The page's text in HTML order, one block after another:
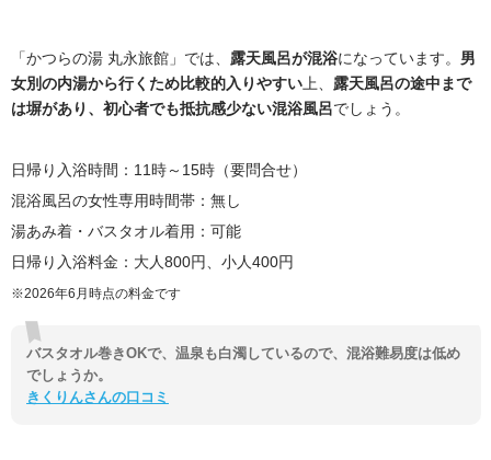
「かつらの湯 丸永旅館」では、 露天風呂が混浴になっています。 男
女別の内湯から行くため比較的入りやすい 上、 露天風呂の途中まで
は塀があり、初心者でも抵抗感少ない混浴風呂でしょう。
日帰り入浴時間：11時～15時（要問合せ）
混浴風呂の女性専用時間帯：無し
湯あみ着・バスタオル着用：可能
日帰り入浴料金：大人800円、小人400円
※2026年6月時点の料金です
バスタオル巻きOKで、温泉も白濁しているので、混浴難易度は低め
でしょうか。
きくりんさんの口コミ